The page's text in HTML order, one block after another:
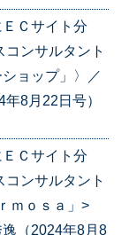
Ｃサイト分
ンサルタント
ョップ」〉／
8月22日号）
Ｃサイト分
ンサルタント
ｍｏｓａ」>
（2024年8月8